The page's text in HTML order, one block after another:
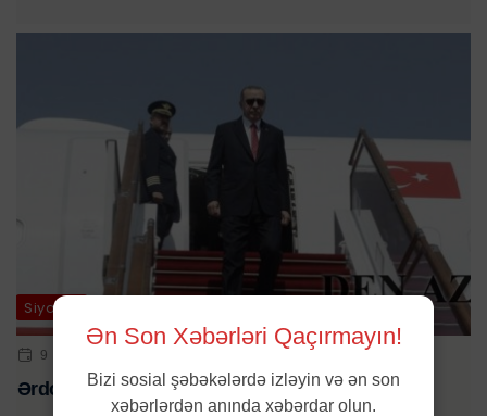
Siyasət
9 IYN 2023 | 12:23
Ərdoğanın Azərbaycana səfərinin tarixi bəlli oldu
Ən Son Xəbərləri Qaçırmayın!
Bizi sosial şəbəkələrdə izləyin və ən son
xəbərlərdən anında xəbərdar olun.